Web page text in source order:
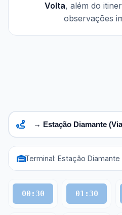
Volta, além do
observações
Terminal: Estação Diamante
00:30 01:30